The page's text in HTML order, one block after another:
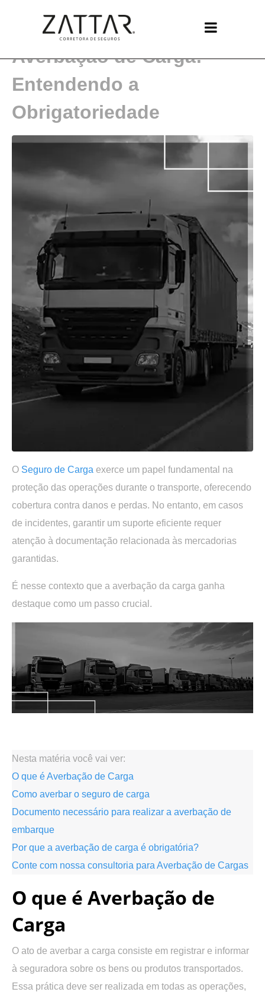
A Importância da
Averbação de Carga:
Entendendo a
Obrigatoriedade
O Seguro de Carga exerce um papel fundamental na
proteção das operações durante o transporte, oferecendo
cobertura contra danos e perdas. No entanto, em casos
de incidentes, garantir um suporte eficiente requer
atenção à documentação relacionada às mercadorias
garantidas.
É nesse contexto que a averbação da carga ganha
destaque como um passo crucial.
Nesta matéria você vai ver:
O que é Averbação de Carga
Como averbar o seguro de carga
Documento necessário para realizar a averbação de
embarque
Por que a averbação de carga é obrigatória?
Conte com nossa consultoria para Averbação de Cargas
O que é Averbação de
Carga
O ato de averbar a carga consiste em registrar e informar
à seguradora sobre os bens ou produtos transportados.
Essa prática deve ser realizada em todas as operações,